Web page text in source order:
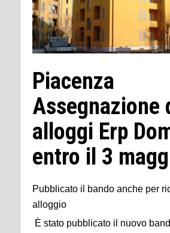
Piacenza
Assegnazione
alloggi Erp
entro il 3
Pubblicato il bando anche per
alloggio
È stato pubblicato il nuovo